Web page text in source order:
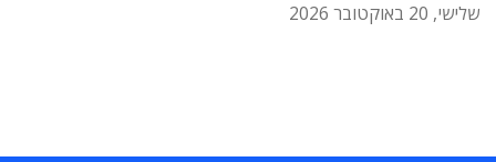
שלישי, 20 באוקטובר 2026